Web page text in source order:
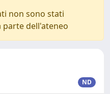
non sono stati
dell'ateneo
ND